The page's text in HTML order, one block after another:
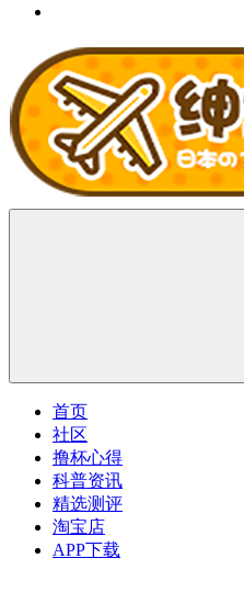
首页
社区
撸杯心得
科普资讯
精选测评
淘宝店
APP下载